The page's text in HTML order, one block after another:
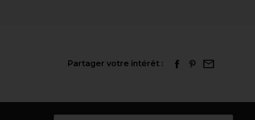
Partager votre intérêt :